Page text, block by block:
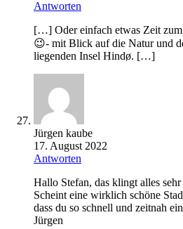
Antworten
[…] Oder einfach etwas Zeit zum
😉- mit Blick auf die Natur und
liegenden Insel Hindø. […]
Jürgen kaube
17. August 2022
Antworten
Hallo Stefan, das klingt alles
Scheint eine wirklich schöne
dass du so schnell und zeitnah
Jürgen